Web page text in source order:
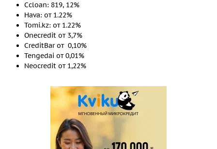
Ccloan: 819, 12%
Hava: от 1.22%
Tomi.kz: от 1.22%
Onecredit от 3,7%
CreditBar от 0,10%
Tengedai от 0,01%
Neocredit от 1,22%